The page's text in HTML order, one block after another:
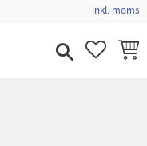
inkl. moms